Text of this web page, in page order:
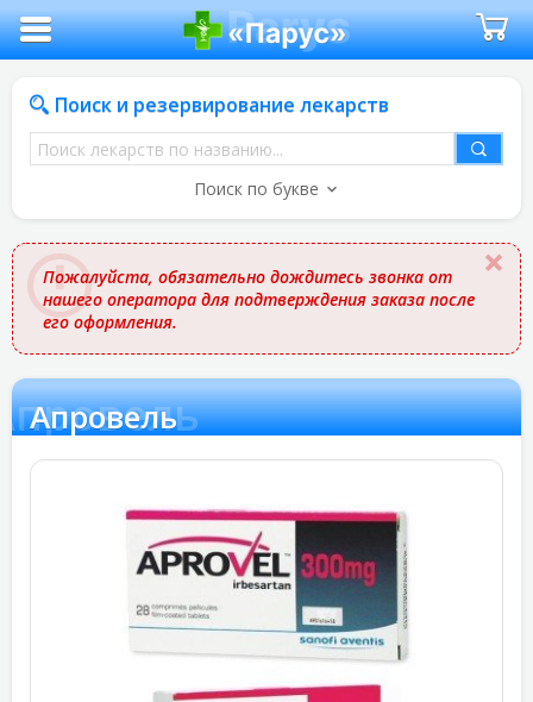
Поиск и резервирование лекарств
Поиск
лекарств
названию
Поиск по букве
Пожалуйста, обязательно дождитесь звонка от
нашего оператора для подтверждения заказа после
его оформления.
Апровель